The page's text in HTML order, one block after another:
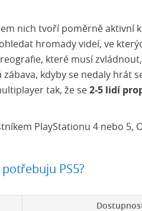
nich tvoří poměrně aktivní
hromady videí, ve
které musí
kdyby se nedaly hrát
tak, že se 2-5 lidí
PlayStationu 4 nebo 5,
PS5?